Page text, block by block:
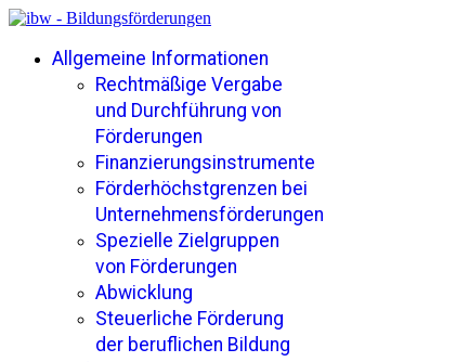
Allgemeine Informationen
Rechtmäßige Vergabe
und Durchführung von
Förderungen
Finanzierungsinstrumente
Förderhöchstgrenzen bei
Unternehmensförderungen
Spezielle Zielgruppen
von Förderungen
Abwicklung
Steuerliche Förderung
der beruflichen Bildung